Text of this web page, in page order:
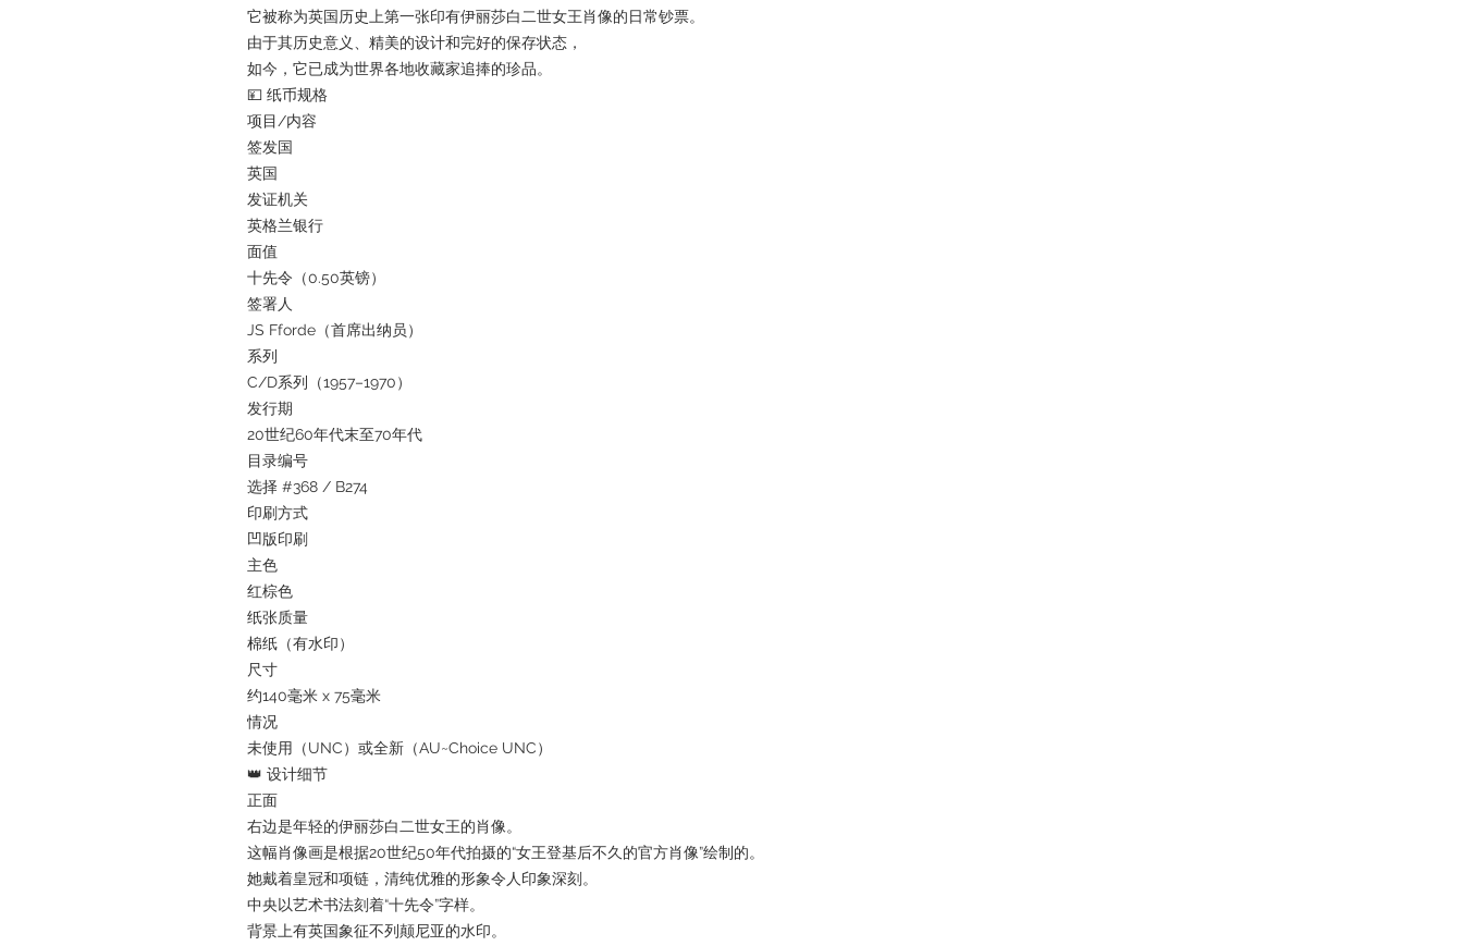
它被称为英国历史上第一张印有伊丽莎白二世女王肖像的日常钞票。
由于其历史意义、精美的设计和完好的保存状态，
如今，它已成为世界各地收藏家追捧的珍品。
💴 纸币规格
项目/内容
签发国
英国
发证机关
英格兰银行
面值
十先令（0.50英镑）
签署人
JS Fforde（首席出纳员）
系列
C/D系列（1957–1970）
发行期
20世纪60年代末至70年代
目录编号
选择 #368 / B274
印刷方式
凹版印刷
主色
红棕色
纸张质量
棉纸（有水印）
尺寸
约140毫米 x 75毫米
情况
未使用（UNC）或全新（AU~Choice UNC）
👑 设计细节
正面
右边是年轻的伊丽莎白二世女王的肖像。
这幅肖像画是根据20世纪50年代拍摄的“女王登基后不久的官方肖像”绘制的。
她戴着皇冠和项链，清纯优雅的形象令人印象深刻。
中央以艺术书法刻着“十先令”字样。
背景上有英国象征不列颠尼亚的水印。